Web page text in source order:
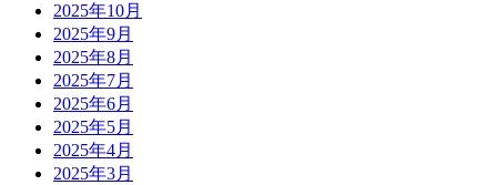
2025年10月
2025年9月
2025年8月
2025年7月
2025年6月
2025年5月
2025年4月
2025年3月